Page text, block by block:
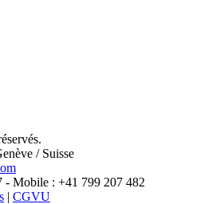
X
/ Suisse
- Mobile : +41 799 207 482
| CGVU